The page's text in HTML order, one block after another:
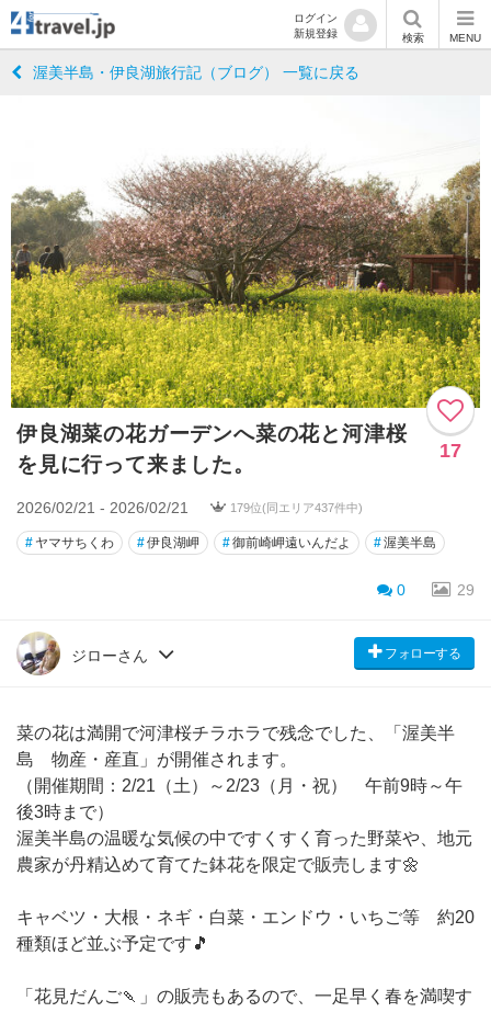
ログイン
新規登録
検索 MENU
渥美半島・伊良湖旅行記（ブログ） 一覧に戻る
伊良湖菜の花ガーデンへ菜の花と河津桜
を見に行って来ました。
17
2026/02/21 - 2026/02/21 179位(同エリア437件中)
# ヤマサちくわ #伊良湖岬 #御前崎岬遠いんだよ #渥美半島
0 29
ジローさん フォローする
菜の花は満開で河津桜チラホラで残念でした、「渥美半
島 物産・産直」が開催されます。
（開催期間：2/21（土）～2/23（月・祝） 午前9時～午
後3時まで）
渥美半島の温暖な気候の中ですくすく育った野菜や、地元
農家が丹精込めて育てた鉢花を限定で販売します🌼
キャベツ・大根・ネギ・白菜・エンドウ・いちご等 約20
種類ほど並ぶ予定です🎵
「花見だんご🍡」の販売もあるので、一足早く春を満喫す